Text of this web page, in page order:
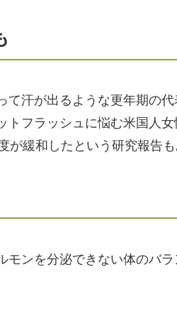
て汗が出るような更年期の
トフラッシュに悩む米国人
緩和したという研究報告も
ンを分泌できない体のバ